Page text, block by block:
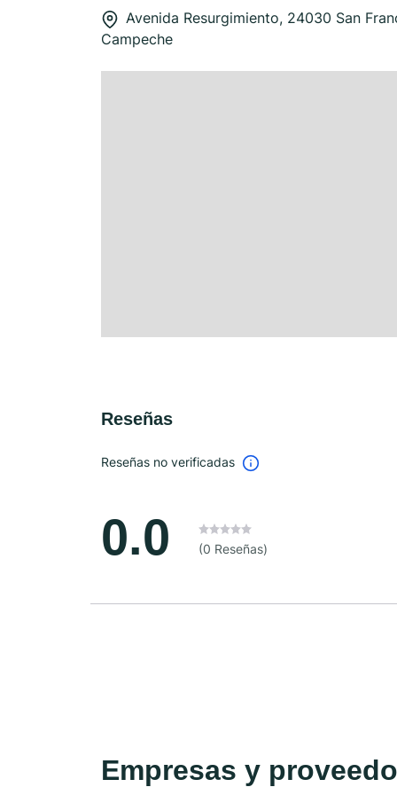
Avenida Resurgimiento, 24030 San
Campeche
Reseñas
Reseñas no verificadas
0.0 (0 Reseñas)
Empresas y